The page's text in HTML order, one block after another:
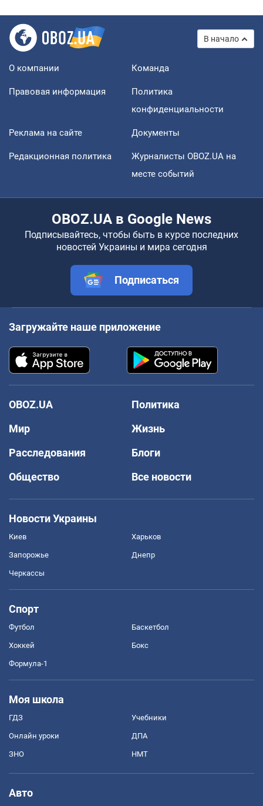
В начало
О компании Команда
Правовая информация
Политика
конфиденциальности
Реклама на сайте Документы
Редакционная политика
Журналисты OBOZ.UA на
месте событий
OBOZ.UA в Google News
Подписывайтесь, чтобы быть в курсе последних
новостей Украины и мира сегодня
Подписаться
Загружайте наше приложение
OBOZ.UA
Политика
Мир
Жизнь
Расследования
Блоги
Общество
Все новости
Новости Украины
Киев Харьков
Запорожье Днепр
Черкассы
Спорт
Футбол Баскетбол
Хоккей Бокс
Формула-1
Моя школа
ГДЗ Учебники
Онлайн уроки ДПА
ЗНО НМТ
Авто